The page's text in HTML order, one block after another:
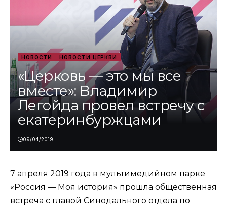
НОВОСТИ НОВОСТИ ЦЕРКВИ
«Церковь — это мы все
вместе»: Владимир
Легойда провел встречу с
екатеринбуржцами
09/04/2019
7 апреля 2019 года в мультимедийном парке
«Россия — Моя история» прошла общественная
встреча с главой Синодального отдела по